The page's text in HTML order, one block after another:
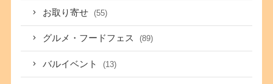
お取り寄せ (55)
グルメ・フードフェス (89)
バルイベント (13)